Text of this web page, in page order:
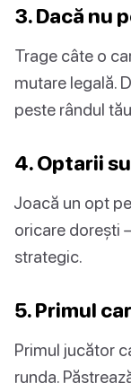
3. Dacă nu
Trage câte o
mutare legală.
peste rândul
4. Optarii
Joacă un opt
oricare dorești
strategic.
5. Primul
Primul jucător
runda.